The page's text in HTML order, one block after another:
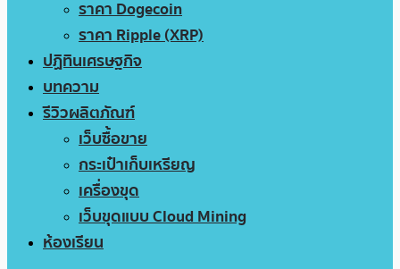
ราคา Dogecoin
ราคา Ripple (XRP)
ปฏิทินเศรษฐกิจ
บทความ
รีวิวผลิตภัณฑ์
เว็บซื้อขาย
กระเป๋าเก็บเหรียญ
เครื่องขุด
เว็บขุดแบบ Cloud Mining
ห้องเรียน